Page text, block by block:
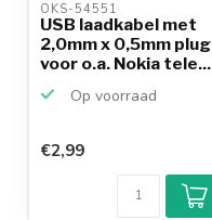
OKS-54551
USB laadkabel met
2,0mm x 0,5mm plug
voor o.a. Nokia tele...
Op voorraad
€2,99